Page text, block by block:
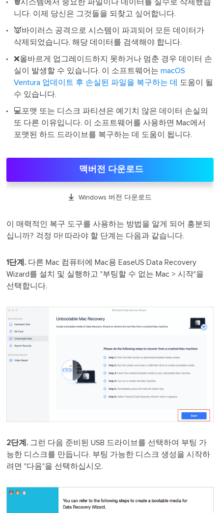
🗑️시스템에서 중요한 파일이나 데이터를 실수로 삭제했습
니다. 이제 당신은 그것들을 되찾고 싶어합니다.
👿바이러스 공격으로 시스템이 파괴되어 모든 데이터가
삭제되었습니다. 해당 데이터를 검색해야 합니다.
❌올바르게 업그레이드하지 못하거나 멈춘 경우 데이터 손
실이 발생할 수 있습니다. 이 소프트웨어는macOS
Ventura 업데이트 후 손실된 파일을 복구하는 데
도움이 될
수 있습니다.
💻포맷 또는 디스크 파티션은 예기치 않은 데이터 손실의
또 다른 이유입니다. 이 소프트웨어를 사용하면 Mac에서
포맷된 하드 드라이브를 복구하는 데 도움이 됩니다.
맥버전 다운로드
 Windows 버전 다운로드
이 매력적인 복구 도구를 사용하는 방법을 알게 되어 흥분되
십니까? 걱정 마! 따라야 할 단계는 다음과 같습니다.
1단계. 다른 Mac 컴퓨터에 Mac용 EaseUS Data Recovery
Wizard를 설치 및 실행하고 "부팅할 수 없는 Mac > 시작"을
선택합니다.
2단계. 그런 다음 준비된 USB 드라이브를 선택하여 부팅 가
능한 디스크를 만듭니다. 부팅 가능한 디스크 생성을 시작하
려면 "다음"을 선택하십시오.